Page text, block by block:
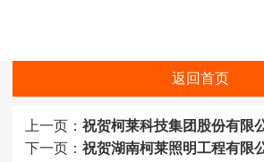
返回首页
上一页： 祝贺柯莱科技集团股份有限公司荣升照
下一页： 祝贺湖南柯莱照明工程有限公司成功获得